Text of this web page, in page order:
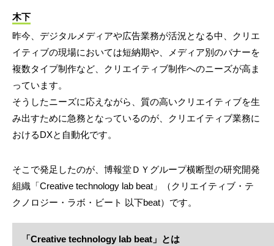
木下
昨今、デジタルメディアや広告業務が活況となる中、クリエ
イティブの現場においては短納期や、メディア別のバナーを
複数タイプ制作など、クリエイティブ制作へのニーズが高ま
っています。
そうしたニーズに応えながら、質の高いクリエイティブを生
み出すために急務となっているのが、クリエイティブ業務に
おけるDXと自動化です。
そこで発足したのが、博報堂ＤＹグループ横断型の研究開発
組織「Creative technology lab beat」（クリエイティブ・テ
クノロジー・ラボ・ビート 以下beat）です。
「Creative technology lab beat」とは